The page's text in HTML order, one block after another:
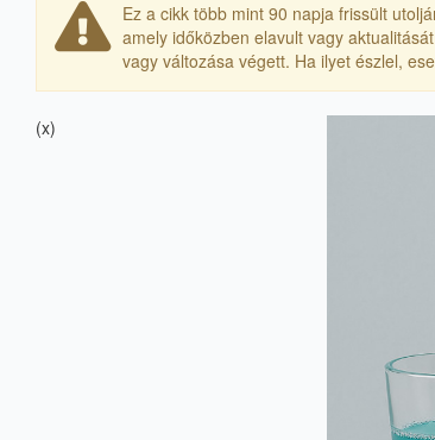
Ez a cikk több mint 90 napja frissült
amely időközben elavult vagy
vagy változása végett. Ha ilyet észlel,
(x)